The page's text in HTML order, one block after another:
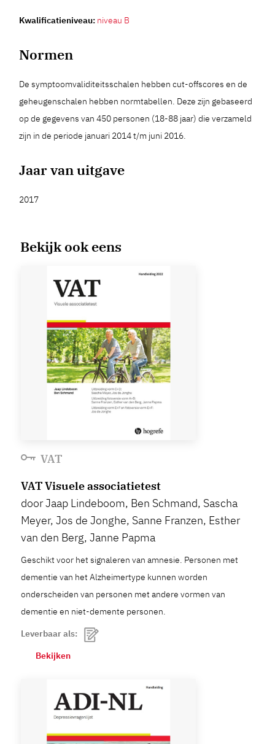
Kwalificatieniveau: niveau B
Normen
De symptoomvaliditeitsschalen hebben cut-offscores en de
geheugenschalen hebben normtabellen. Deze zijn gebaseerd
op de gegevens van 450 personen (18-88 jaar) die verzameld
zijn in de periode januari 2014 t/m juni 2016.
Jaar van uitgave
2017
Bekijk ook eens
VAT
VAT Visuele associatietest
door Jaap Lindeboom, Ben Schmand, Sascha
Meyer, Jos de Jonghe, Sanne Franzen, Esther
van den Berg, Janne Papma
Geschikt voor het signaleren van amnesie. Personen met
dementie van het Alzheimertype kunnen worden
onderscheiden van personen met andere vormen van
dementie en niet-demente personen.
Leverbaar als:
Bekijken